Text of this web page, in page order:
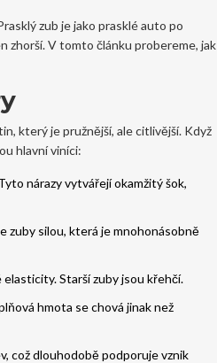
zub je jako prasklé auto po
zhorší. V tomto článku probereme, jak
který je pružnější, ale citlivější. Když
hlavní viníci:
nárazy vytvářejí okamžitý šok,
zuby silou, která je mnohonásobně
Starší zuby jsou křehčí.
hmota se chová jinak než
což dlouhodobě podporuje vznik